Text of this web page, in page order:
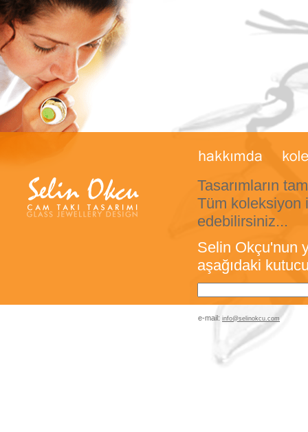
Tasarımların
Tüm
edebilirsiniz...
Selin Okçu'nun
aşağıdaki
e-mail: info@selinokcu.com